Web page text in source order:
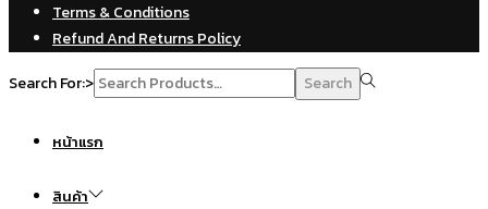
Terms & Conditions
Refund And Returns Policy
Search For:>
Search
หน้าแรก
สินค้า